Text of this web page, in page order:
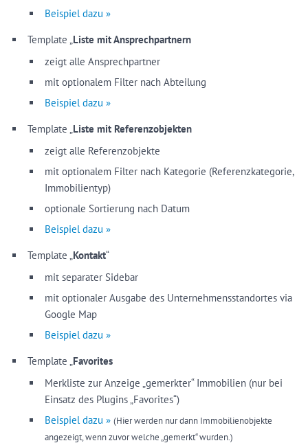
Beispiel dazu »
Template „Liste mit Ansprechpartnern
zeigt alle Ansprechpartner
mit optionalem Filter nach Abteilung
Beispiel dazu »
Template „Liste mit Referenzobjekten
zeigt alle Referenzobjekte
mit optionalem Filter nach Kategorie (Referenzkategorie,
Immobilientyp)
optionale Sortierung nach Datum
Beispiel dazu »
Template „Kontakt“
mit separater Sidebar
mit optionaler Ausgabe des Unternehmensstandortes via
Google Map
Beispiel dazu »
Template „Favorites
Merkliste zur Anzeige „gemerkter“ Immobilien (nur bei
Einsatz des Plugins „Favorites“)
Beispiel dazu » (Hier werden nur dann Immobilienobjekte
angezeigt, wenn zuvor welche „gemerkt“ wurden.)